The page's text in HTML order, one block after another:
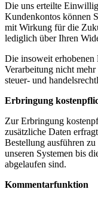
Die uns erteilte
Kundenkontos können
mit Wirkung für die
lediglich über Ihren
Die insoweit erhobenen
Verarbeitung nicht
steuer- und
Erbringung
Zur Erbringung
zusätzliche Daten
Bestellung ausführen
unseren Systemen bis
abgelaufen sind.
Kommentarfunktion